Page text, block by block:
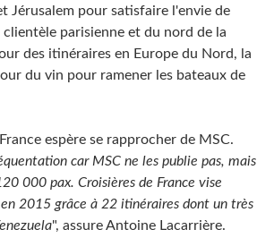
Jérusalem pour satisfaire l'envie de
parisienne et du nord de la
des itinéraires en Europe du Nord, la
du vin pour ramener les bateaux de
espère se rapprocher de MSC.
car MSC ne les publie pas, mais
000 pax. Croisières de France vise
2015 grâce à 22 itinéraires dont un très
", assure Antoine Lacarrière.